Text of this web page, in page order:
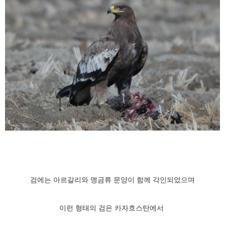
검에는 아르갈리와 맹금류 문양이 함께 각인되었으며
이런 형태의 검은 카자흐스탄에서